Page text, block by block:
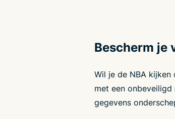
Bescherm je
Wil je de NBA
met een
gegevens